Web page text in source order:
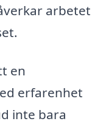
arbetet
en
erfarenhet
inte bara